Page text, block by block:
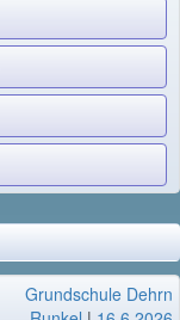
Grundschule Dehrn